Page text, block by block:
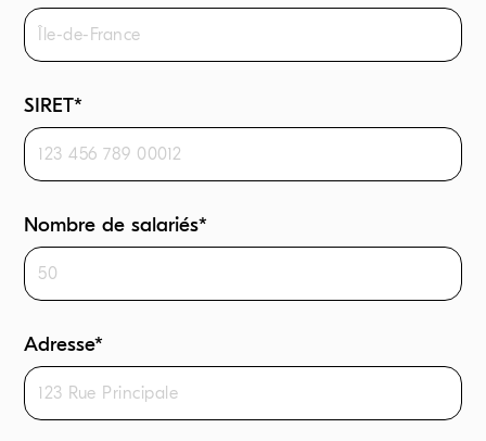
SIRET*
Nombre de salariés*
Adresse*